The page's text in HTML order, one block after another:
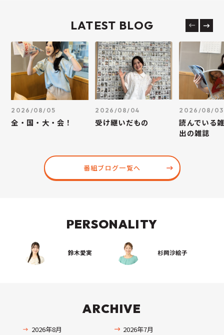
LATEST BLOG
2026/08/05
全・国・大・会！
2026/08/04
受け継いだもの
2026/08/03
読んでいる
出の雑誌
番組ブログ一覧へ
PERSONALITY
鈴木愛実 杉岡沙絵子
ARCHIVE
2026年8月
2026年7月